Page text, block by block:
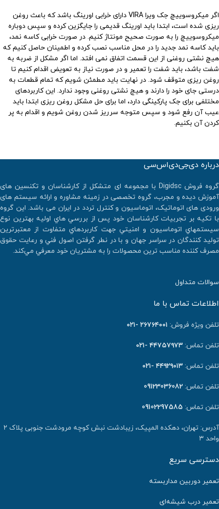
اگر میکروسوییچ جک ویرا VIRA دارای خرابی اورینگ باشد که باعث روغن
ریزی شده است، ابتدا باید اورینگ قدیمی را جایگزین کرده و سپس دوباره
میکروسوییچ را به صورت صحیح مونتاژ کنیم. در صورت خرابی کاسه نمد،
باید کاسه نمد جدید را در محل مناسب نصب کرده و اطمینان حاصل کنیم که
هیچ نشتی روغنی از این قسمت اتفاق نمی افتد. اما اگر مشکل از ضربه به
شفت باشد، باید شفت را تعمیر و در صورت نیاز به تعویض اقدام کنیم تا
روغن ریزی متوقف شود. در نهایت باید مطمئن شویم که تمام قطعات به
درستی جای خود را دارند و هیچ نشتی روغنی وجود ندارد. این کاربردهای
مختلفی برای جک پارکینگی دارد، اما برای حل مشکل روغن ریزی ابتدا باید
عیب آن رفع شود و سپس متوجه سرریز شدن روغن شویم و اقدام به پر
کردن آن بکنیم.
درباره دی‌جی‌دی‌اس‌سی
گروه فروش Digidsc با مجموعه ای متشکل از کارشناسان و تکنسین های
آموزش دیده و مجرب، گروه تخصصی در زمینه مشاوره و ارائه سیستم های
ورودی های اتوماتیک، اتوماسیون و کنترل تردد در ایران می باشد. اين گروه
با تكيه بر تجربيات كارشناسان خود پس از بررسي هاي اوليه بهترين نوع
سيستمهاي اتوماسيون و امنيتي جهت كاربردهاي متفاوت از معتبرترين
توليد كنندگان در سراسر جهان و با در نطر گرفتن اصول فني و رعايت حقوق
مصرف كننده مناسب ترين محصولات را به مشتريان خود معرفي مي‌كند.
سوالات متداول
اطلاعات تماس با ما
تلفن ویژه فروش: ٢٦٧٦٤٠٠١ -۰۲۱
تلفن تماس: ۴۴۷۵۷۹۷۳ -۰۲۱
تلفن تماس: ۴۴۹۲۹۰۱۳ -۰۲۱
تلفن تماس: 09123036082
تلفن تماس: 09102297585
آدرس: تهران، دهکده المپیک، زیبادشت نبش کوچه مرودشت جنوبی پلاک ۲
واحد ۳
دسترسی سریع
تعمیر دوربین مداربسته
تعمیر درب شیشه‌ای